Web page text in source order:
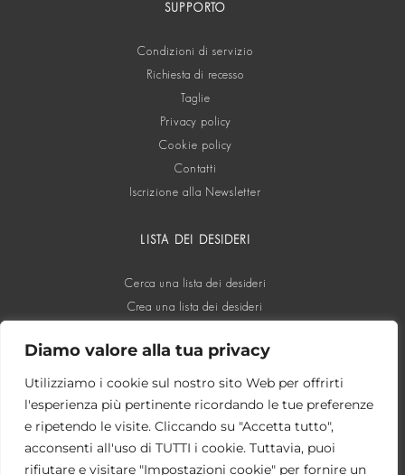
Diamo valore alla tua privacy
Utilizziamo i cookie sul nostro sito Web per offrirti
l'esperienza più pertinente ricordando le tue preferenze
e ripetendo le visite. Cliccando su "Accetta tutto",
acconsenti all'uso di TUTTI i cookie. Tuttavia, puoi
rifiutare e visitare "Impostazioni cookie" per fornire un
SUPPORTO
Condizioni di servizio
Richiesta di recesso
Taglie
Privacy policy
Cookie policy
Contatti
Iscrizione alla Newsletter
LISTA DEI DESIDERI
Cerca una lista dei desideri
Crea una lista dei desideri
SOCIAL